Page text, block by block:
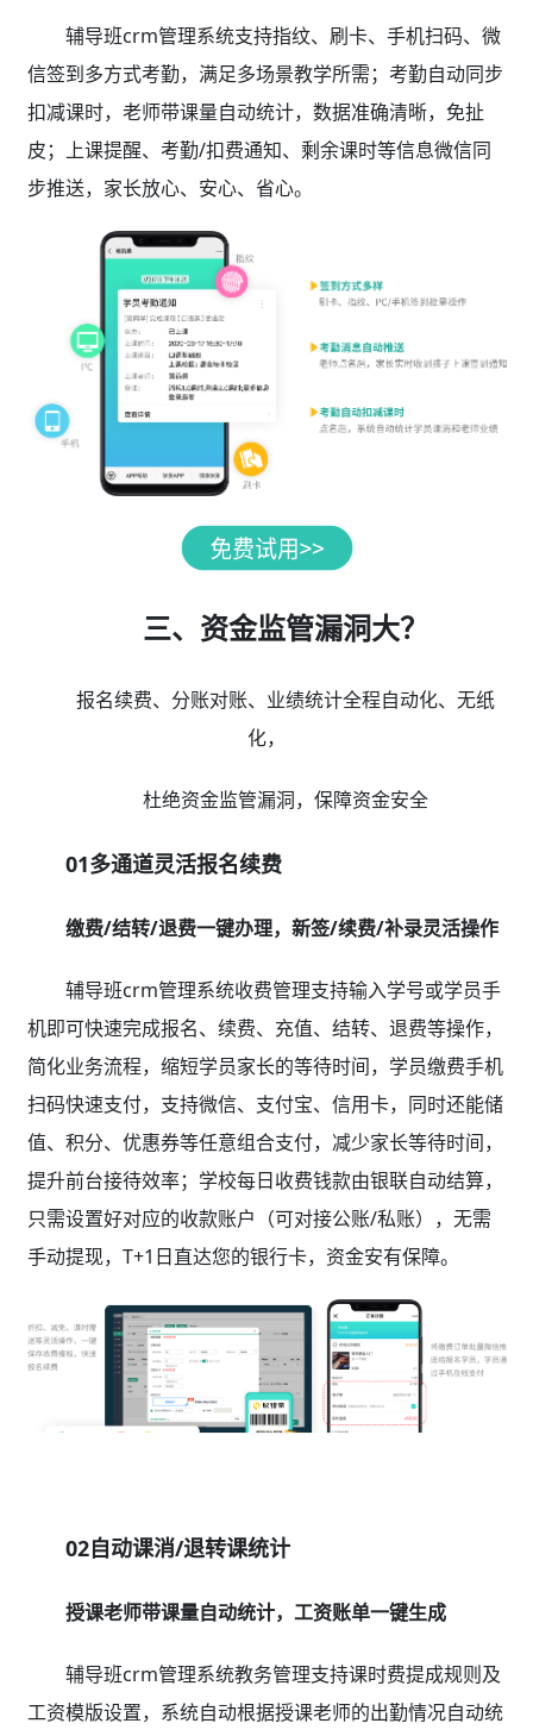
辅导班crm管理系统支持指纹、刷卡、手机扫码、微
信签到多方式考勤，满足多场景教学所需；考勤自动同步
扣减课时，老师带课量自动统计，数据准确清晰，免扯
皮；上课提醒、考勤/扣费通知、剩余课时等信息微信同
步推送，家长放心、安心、省心。
三、资金监管漏洞大？
报名续费、分账对账、业绩统计全程自动化、无纸
化，
杜绝资金监管漏洞，保障资金安全
01多通道灵活报名续费
缴费/结转/退费一键办理，新签/续费/补录灵活操作
辅导班crm管理系统收费管理支持输入学号或学员手
机即可快速完成报名、续费、充值、结转、退费等操作，
简化业务流程，缩短学员家长的等待时间，学员缴费手机
扫码快速支付，支持微信、支付宝、信用卡，同时还能储
值、积分、优惠券等任意组合支付，减少家长等待时间，
提升前台接待效率；学校每日收费钱款由银联自动结算，
只需设置好对应的收款账户（可对接公账/私账），无需
手动提现，T+1日直达您的银行卡，资金安有保障。
02自动课消/退转课统计
授课老师带课量自动统计，工资账单一键生成
辅导班crm管理系统教务管理支持课时费提成规则及
工资模版设置，系统自动根据授课老师的出勤情况自动统